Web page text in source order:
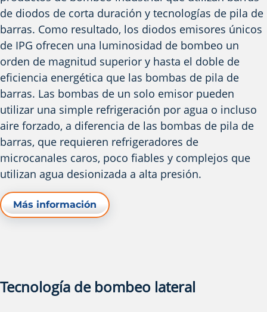
de diodos de corta duración y tecnologías de pila de
barras. Como resultado, los diodos emisores únicos
de IPG ofrecen una luminosidad de bombeo un
orden de magnitud superior y hasta el doble de
eficiencia energética que las bombas de pila de
barras. Las bombas de un solo emisor pueden
utilizar una simple refrigeración por agua o incluso
aire forzado, a diferencia de las bombas de pila de
barras, que requieren refrigeradores de
microcanales caros, poco fiables y complejos que
utilizan agua desionizada a alta presión.
Más información
Tecnología de bombeo lateral